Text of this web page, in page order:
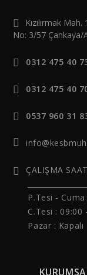
Kızılırmak
No: 3/57 Çankaya/
0312 475 40
0312 475 40
0537 960 31
ÇALIŞMA
P.Tesi - Cuma
C.Tesi : 09:00
Pazar : Kapalı